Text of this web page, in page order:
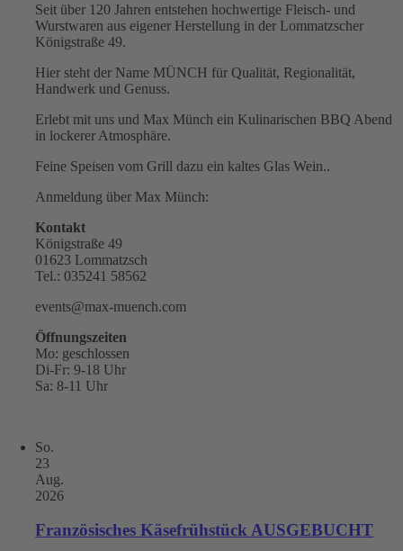
Seit über 120 Jahren entstehen hochwertige Fleisch- und
Wurstwaren aus eigener Herstellung in der Lommatzscher
Königstraße 49.
Hier steht der Name MÜNCH für Qualität, Regionalität,
Handwerk und Genuss.
Erlebt mit uns und Max Münch ein Kulinarischen BBQ Abend
in lockerer Atmosphäre.
Feine Speisen vom Grill dazu ein kaltes Glas Wein..
Anmeldung über Max Münch:
Kontakt
Königstraße 49
01623 Lommatzsch
Tel.: 035241 58562
events@max-muench.com
Öffnungszeiten
Mo: geschlossen
Di-Fr: 9-18 Uhr
Sa: 8-11 Uhr
So.
23
Aug.
2026
Französisches Käsefrühstück AUSGEBUCHT